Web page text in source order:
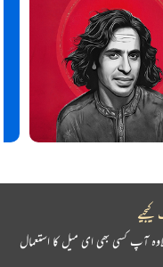
آپ کسی بھی ای میل کا استعمال